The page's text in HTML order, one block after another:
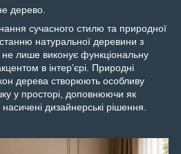
дерево.
сучасного стилю та природної
натуральної деревини з
лише виконує функціональну
в інтер’єрі. Природні
дерева створюють особливу
у просторі, доповнюючи як
насичені дизайнерські рішення.